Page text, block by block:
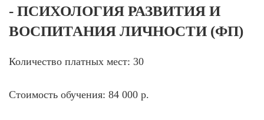
- ПСИХОЛОГИЯ РАЗВИТИЯ И
ВОСПИТАНИЯ ЛИЧНОСТИ (ФП)
Количество платных мест: 30
Стоимость обучения: 84 000 р.